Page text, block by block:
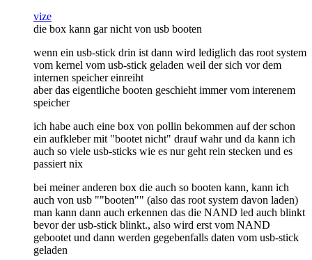
vize
die box kann gar nicht von usb booten
wenn ein usb-stick drin ist dann wird lediglich das root system
vom kernel vom usb-stick geladen weil der sich vor dem
internen speicher einreiht
aber das eigentliche booten geschieht immer vom interenem
speicher
ich habe auch eine box von pollin bekommen auf der schon
ein aufkleber mit "bootet nicht" drauf wahr und da kann ich
auch so viele usb-sticks wie es nur geht rein stecken und es
passiert nix
bei meiner anderen box die auch so booten kann, kann ich
auch von usb ""booten"" (also das root system davon laden)
man kann dann auch erkennen das die NAND led auch blinkt
bevor der usb-stick blinkt., also wird erst vom NAND
gebootet und dann werden gegebenfalls daten vom usb-stick
geladen